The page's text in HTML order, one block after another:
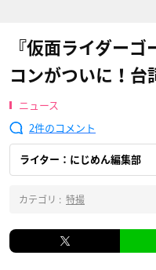
『仮面ライダー
コンがついに！台
ニュース
2
ライター：にじめん編集部
カテゴリ : 特撮